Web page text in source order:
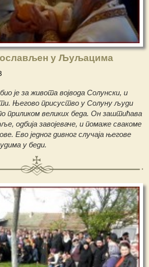
у Љуљацима
је за живота војвода Солунски, и
Његово присуство у Солуну људи
приликом великих беда. Он заштићава
одбија завојеваче, и помаже свакоме
Ево једног дивног случаја његове
у беди.